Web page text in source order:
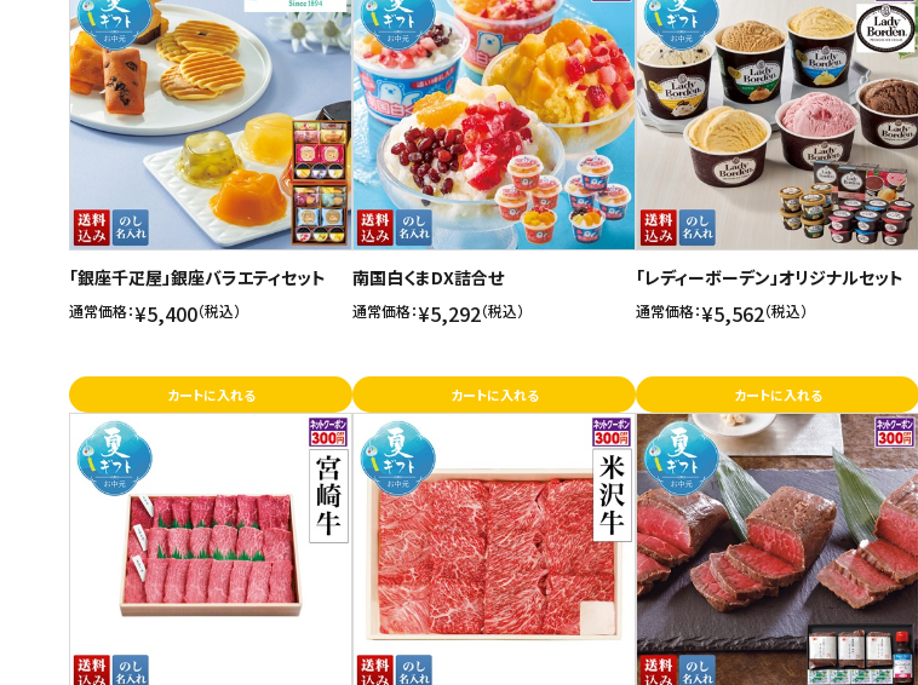
「銀座千疋屋」銀座バラエティセット
通常価格：¥5,400（税込）
カートに入れる
南国白くまDX詰合せ
通常価格：¥5,292（税込）
カートに入れる
「レディーボーデン」オリジナルセット
通常価格：¥5,562（税込）
カートに入れる